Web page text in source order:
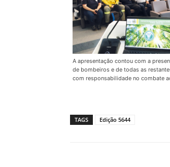
A apresentação contou com a
de bombeiros e de todas as
com responsabilidade no combate
TAGS Edição 5644